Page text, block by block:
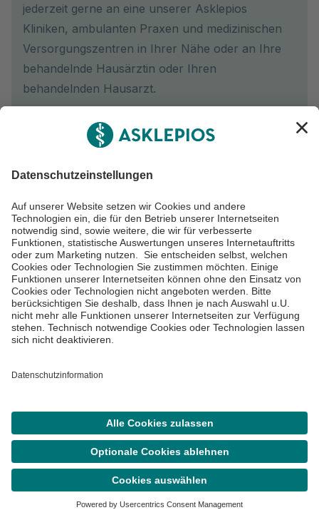
Menü
SucheTermin
jederzeit gerne an eine unserer Asklepios
Kliniken, ambulanten Praxen und medizinischen
Versorgungszentren in Ihrer Nähe oder an Ihre
behandelnde Hausärztin oder Ihren
behandelnden Hausarzt.
Newsletter abonnieren
Viele wissenswerte Informationen rund um das Thema
Gesundheit erhalten Sie regelmäßig in unserem
Asklepios Newsletter.
Abonnieren
Asklepios Klinik Langen
Röntgenstraße 20
63225 Langen